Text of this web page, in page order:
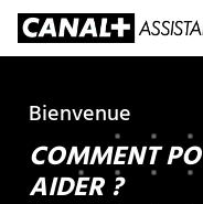
Bienvenue
COMMENT
AIDER ?